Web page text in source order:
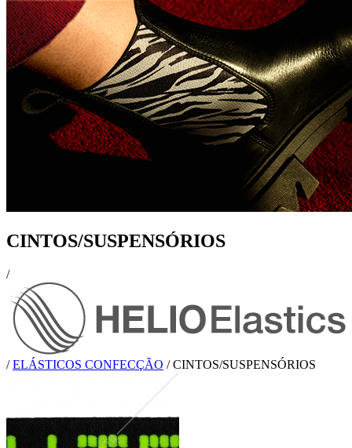
CINTOS/SUSPENSÓRIOS
/
/ ELÁSTICOS CONFECÇÃO /CINTOS/SUSPENSÓRIOS